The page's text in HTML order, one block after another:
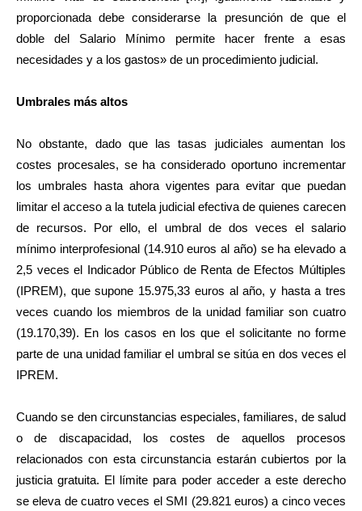
proporcionada debe considerarse la presunción de que el
doble del Salario Mínimo permite hacer frente a esas
necesidades y a los gastos» de un procedimiento judicial.
Umbrales más altos
No obstante, dado que las tasas judiciales aumentan los
costes procesales, se ha considerado oportuno incrementar
los umbrales hasta ahora vigentes para evitar que puedan
limitar el acceso a la tutela judicial efectiva de quienes carecen
de recursos. Por ello, el umbral de dos veces el salario
mínimo interprofesional (14.910 euros al año) se ha elevado a
2,5 veces el Indicador Público de Renta de Efectos Múltiples
(IPREM), que supone 15.975,33 euros al año, y hasta a tres
veces cuando los miembros de la unidad familiar son cuatro
(19.170,39). En los casos en los que el solicitante no forme
parte de una unidad familiar el umbral se sitúa en dos veces el
IPREM.
Cuando se den circunstancias especiales, familiares, de salud
o de discapacidad, los costes de aquellos procesos
relacionados con esta circunstancia estarán cubiertos por la
justicia gratuita. El límite para poder acceder a este derecho
se eleva de cuatro veces el SMI (29.821 euros) a cinco veces